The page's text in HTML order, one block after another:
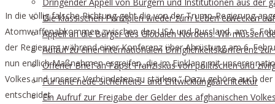
Die klassischen Prinzipien wieder zum Leben erwecken
Appell an die Bürger des Globalen Nordens: Wir müssen
Aufruf zu einer internationalen Dringlichkeitskonferenz
Offener Brief an Papst Franziskus von politischen und
Für eine neue Sicherheits- und Entwicklungsarchitektur
Ein Aufruf zur Freigabe der Gelder des afghanischen Volkes
In die völlig falsche Richtung geht die von der Trump-Regierung
Atomwaffenabkommen zwischen den USA und Russland, am 5.
der Regierung während einer Konferenz über Abrüstung am 6.
nun endlich Maßnahmen ergreifen, die im Einklang mit unserer
Volkes und unserer Verbündeten zu stärken.“ Dazu gehöre auch
entscheidet.